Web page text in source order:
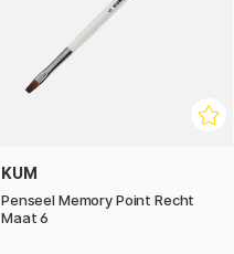
KUM
Penseel Memory Point Recht
Maat 6